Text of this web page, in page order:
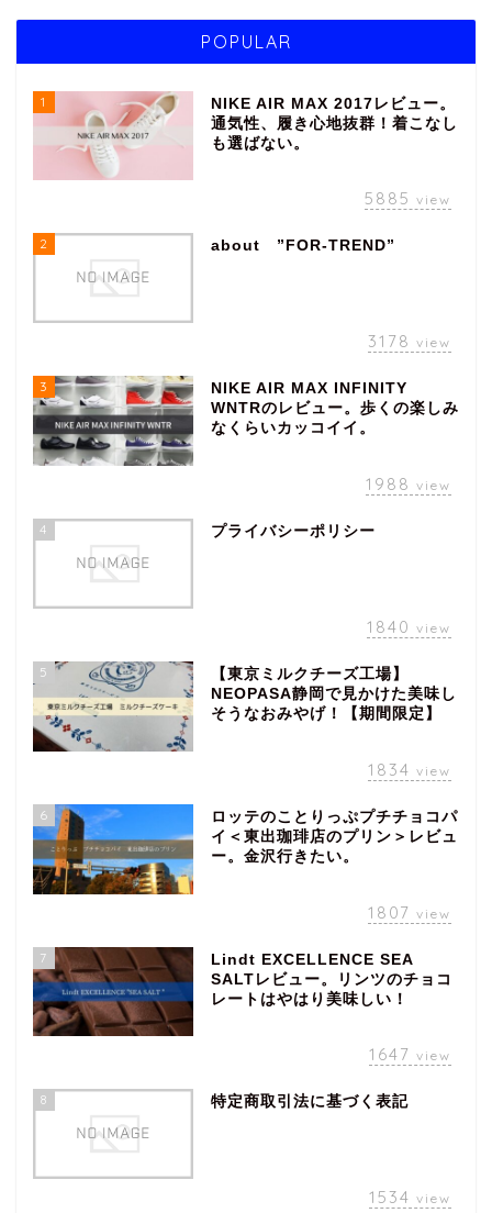
POPULAR
1
NIKE AIR MAX 2017レビュー。
通気性、履き心地抜群！着こなし
も選ばない。
5885 view
2 about ”FOR-TREND”
3178 view
3
NIKE AIR MAX INFINITY
WNTRのレビュー。歩くの楽しみ
なくらいカッコイイ。
1988 view
4 プライバシーポリシー
1840 view
5
【東京ミルクチーズ工場】
NEOPASA静岡で見かけた美味し
そうなおみやげ！【期間限定】
1834 view
6
ロッテのことりっぷプチチョコパ
イ＜東出珈琲店のプリン＞レビュ
ー。金沢行きたい。
1807 view
7
Lindt EXCELLENCE SEA
SALTレビュー。リンツのチョコ
レートはやはり美味しい！
1647 view
8 特定商取引法に基づく表記
1534 view